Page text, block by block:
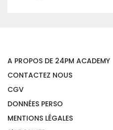
A PROPOS DE 24PM ACADEMY
CONTACTEZ NOUS
CGV
DONNÉES PERSO
MENTIONS LÉGALES